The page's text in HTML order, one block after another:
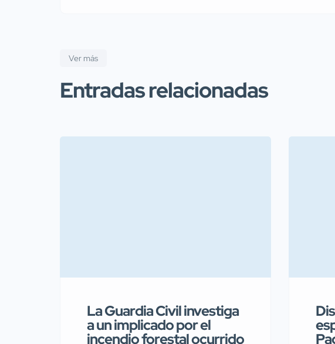
Ver más
Entradas relacionadas
La Guardia Civil investiga
a un implicado por el
incendio forestal ocurrido